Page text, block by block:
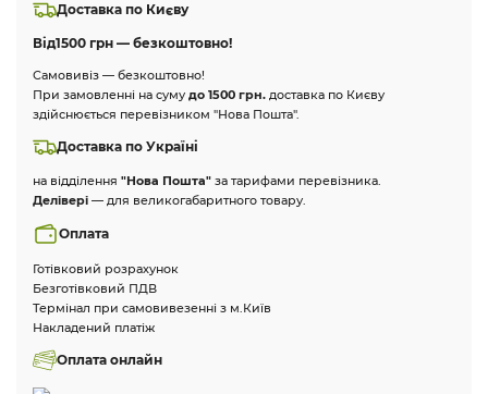
Доставка по Києву
Від1500 грн — безкоштовно!
Самовивіз — безкоштовно!
При замовленні на суму до 1500 грн. доставка по Києву
здійснюється перевізником "Нова Пошта".
Доставка по Україні
на відділення "Нова Пошта" за тарифами перевізника.
Делівері — для великогабаритного товару.
Оплата
Готівковий розрахунок
Безготівковий ПДВ
Термінал при самовивезенні з м.Київ
Накладений платіж
Оплата онлайн